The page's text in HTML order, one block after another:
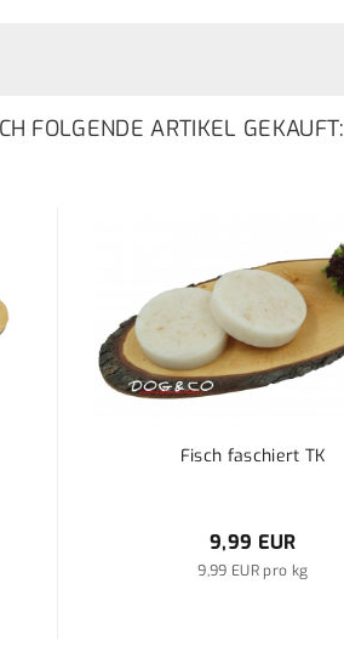
FOLGENDE ARTIKEL GEKAUFT:
Fisch faschiert TK
9,99 EUR
9,99 EUR pro kg